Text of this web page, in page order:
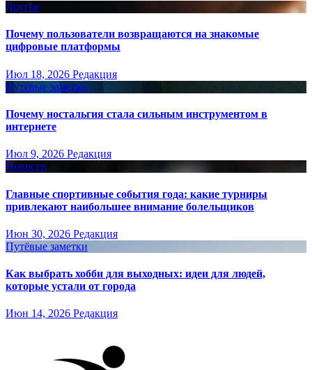
Другое
Почему пользователи возвращаются на знакомые
цифровые платформы
Июл 18, 2026 Редакция
Путёвые заметки
Почему ностальгия стала сильным инструментом в
интернете
Июл 9, 2026 Редакция
Новости
Главные спортивные события года: какие турниры
привлекают наибольшее внимание болельщиков
Июн 30, 2026 Редакция
Путёвые заметки
Как выбрать хобби для выходных: идеи для людей,
которые устали от города
Июн 14, 2026 Редакция